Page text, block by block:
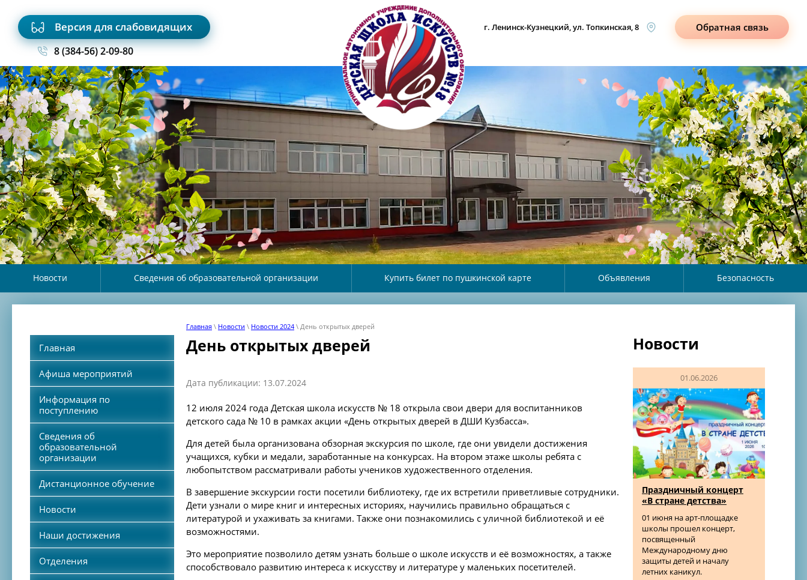
Версия для слабовидящих
8 (384-56) 2-09-80
г. Ленинск-Кузнецкий, ул. Топкинская, 8 Обратная связь
Новости Сведения об образовательной организации Купить билет по пушкинской карте Объявления Безопасность
Главная
Афиша мероприятий
Информация по
поступлению
Сведения об
образовательной
организации
Дистанционное обучение
Новости
Наши достижения
Отделения
Главная \ Новости \ Новости 2024 \ День открытых дверей
День открытых дверей
Дата публикации: 13.07.2024
12 июля 2024 года Детская школа искусств № 18 открыла свои двери для воспитанников
детского сада № 10 в рамках акции «День открытых дверей в ДШИ Кузбасса».
Для детей была организована обзорная экскурсия по школе, где они увидели достижения
учащихся, кубки и медали, заработанные на конкурсах. На втором этаже школы ребята с
любопытством рассматривали работы учеников художественного отделения.
В завершение экскурсии гости посетили библиотеку, где их встретили приветливые сотрудники.
Дети узнали о мире книг и интересных историях, научились правильно обращаться с
литературой и ухаживать за книгами. Также они познакомились с уличной библиотекой и её
возможностями.
Это мероприятие позволило детям узнать больше о школе искусств и её возможностях, а также
способствовало развитию интереса к искусству и литературе у маленьких посетителей.
Новости
01.06.2026
Праздничный концерт
«В стране детства»
01 июня на арт-площадке
школы прошел концерт,
посвященный
Международному дню
защиты детей и началу
летних каникул.